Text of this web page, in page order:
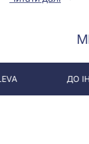
кріплення.
Сережки з
ІНСТАГРАМУ